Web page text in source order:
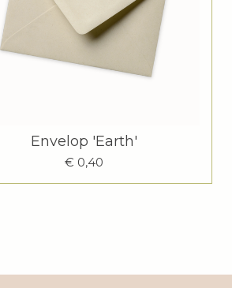
Envelop 'Earth'
€ 0,40